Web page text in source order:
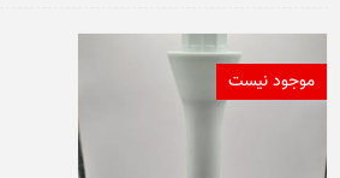
موجود نیست